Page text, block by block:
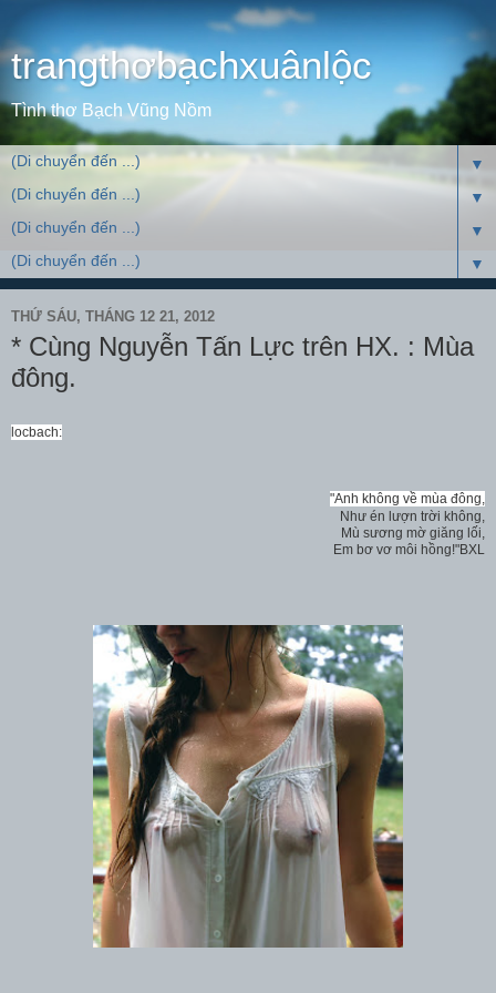
trangthơbạchxuânlộc
Tình thơ Bạch Vũng Nồm
▼
▼
▼
▼
THỨ SÁU, THÁNG 12 21, 2012
* Cùng Nguyễn Tấn Lực trên HX. : Mùa
đông.
locbach:
"Anh không về mùa đông,
Như én lượn trời không,
Mù sương mờ giăng lối,
Em bơ vơ môi hồng!"BXL